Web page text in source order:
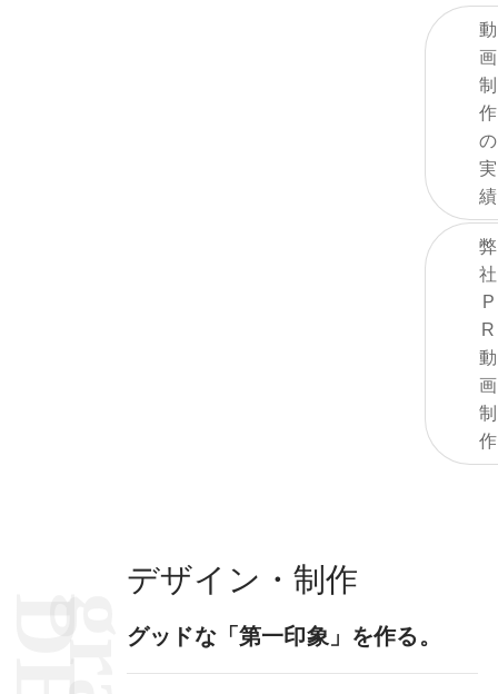
動
画
制
作
の
実
績
弊
社
P
R
動
画
制
作
デザイン・制作
グッドな「第一印象」を作る。